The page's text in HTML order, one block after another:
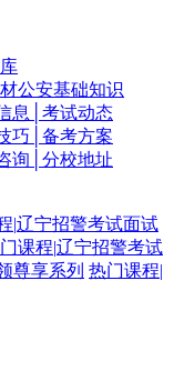
公安基础知识
息│考试动态
巧│备考方案
询│分校地址
|辽宁招警考试面试
课程|辽宁招警考试
尊享系列 热门课程|